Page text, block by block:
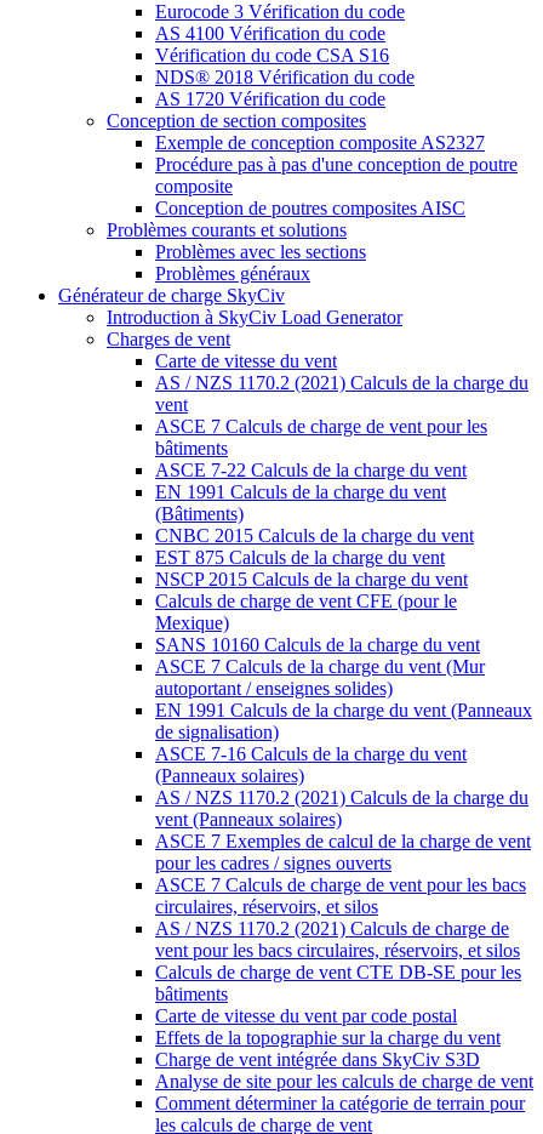
Eurocode 3 Vérification du code
AS 4100 Vérification du code
Vérification du code CSA S16
NDS® 2018 Vérification du code
AS 1720 Vérification du code
Conception de section composites
Exemple de conception composite AS2327
Procédure pas à pas d'une conception de poutre
composite
Conception de poutres composites AISC
Problèmes courants et solutions
Problèmes avec les sections
Problèmes généraux
Générateur de charge SkyCiv
Introduction à SkyCiv Load Generator
Charges de vent
Carte de vitesse du vent
AS / NZS 1170.2 (2021) Calculs de la charge du
vent
ASCE 7 Calculs de charge de vent pour les
bâtiments
ASCE 7-22 Calculs de la charge du vent
EN 1991 Calculs de la charge du vent
(Bâtiments)
CNBC 2015 Calculs de la charge du vent
EST 875 Calculs de la charge du vent
NSCP 2015 Calculs de la charge du vent
Calculs de charge de vent CFE (pour le
Mexique)
SANS 10160 Calculs de la charge du vent
ASCE 7 Calculs de la charge du vent (Mur
autoportant / enseignes solides)
EN 1991 Calculs de la charge du vent (Panneaux
de signalisation)
ASCE 7-16 Calculs de la charge du vent
(Panneaux solaires)
AS / NZS 1170.2 (2021) Calculs de la charge du
vent (Panneaux solaires)
ASCE 7 Exemples de calcul de la charge de vent
pour les cadres / signes ouverts
ASCE 7 Calculs de charge de vent pour les bacs
circulaires, réservoirs, et silos
AS / NZS 1170.2 (2021) Calculs de charge de
vent pour les bacs circulaires, réservoirs, et silos
Calculs de charge de vent CTE DB-SE pour les
bâtiments
Carte de vitesse du vent par code postal
Effets de la topographie sur la charge du vent
Charge de vent intégrée dans SkyCiv S3D
Analyse de site pour les calculs de charge de vent
Comment déterminer la catégorie de terrain pour
les calculs de charge de vent